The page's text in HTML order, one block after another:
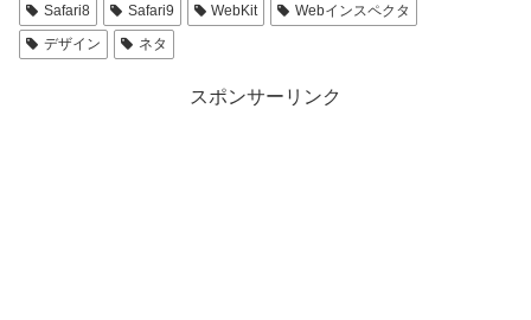
Safari8
Safari9 WebKit
Webインスペクタ
デザイン
ネタ
スポンサーリンク